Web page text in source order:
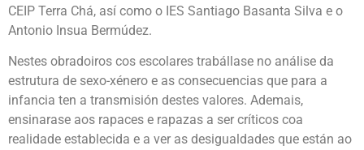
CEIP Terra Chá, así como o IES Santiago Basanta Silva e o
Antonio Insua Bermúdez.
Nestes obradoiros cos escolares trabállase no análise da
estrutura de sexo-xénero e as consecuencias que para a
infancia ten a transmisión destes valores. Ademais,
ensinarase aos rapaces e rapazas a ser críticos coa
realidade establecida e a ver as desigualdades que están ao